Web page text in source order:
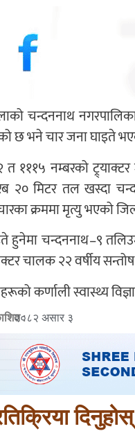
चन्दननाथ
छ भने चार जना घाइते
१११५ नम्बरको
२० मिटर तल खस्दा
क्रममा मृत्यु भएको
हुनेमा चन्दननाथ–९
चालक २२ वर्षीय
कर्णाली स्वास्थ्य
:
२०८२ असार ३
दिनुहोस्